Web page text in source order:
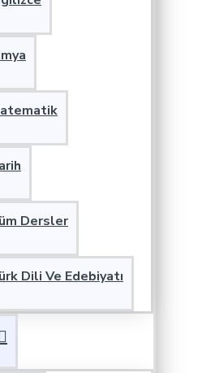
Dersler
Dili Ve Edebiyatı